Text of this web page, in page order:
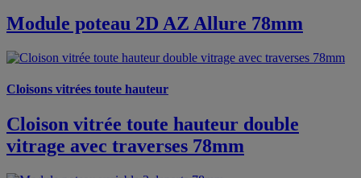
Module poteau 2D AZ Allure 78mm
Cloisons vitrées toute hauteur
Cloison vitrée toute hauteur double
vitrage avec traverses 78mm